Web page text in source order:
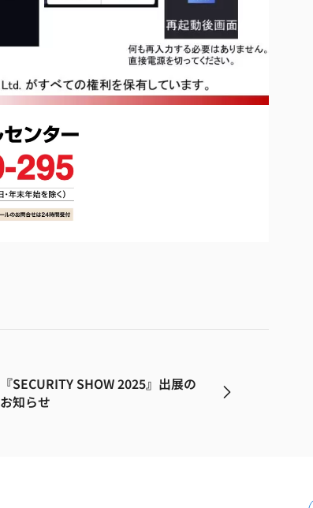
『SECURITY SHOW 2025』出展の
お知らせ